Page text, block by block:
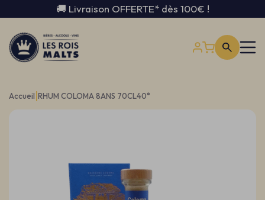
🚚 Livraison OFFERTE* dès 100€ !
Accueil RHUM COLOMA 8ANS 70CL40°